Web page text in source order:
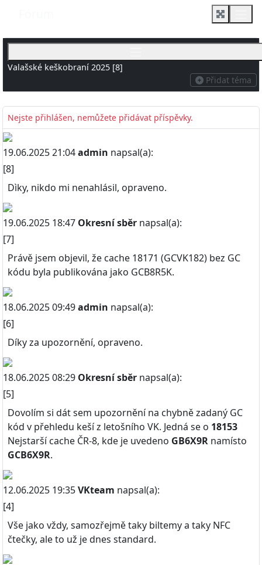
Valašské keškobraní 2025 [8]
Přidat téma
Nejste přihlášen, nemůžete přidávat příspěvky.
19.06.2025 21:04admin napsal(a):
[8]
Dìky, nikdo mi nenahlásil, opraveno.
19.06.2025 18:47 Okresní sběr napsal(a):
[7]
Právě jsem objevil, že cache 18171 (GCVK182) bez GC
kódu byla publikována jako GCB8R5K.
18.06.2025 09:49admin napsal(a):
[6]
Díky za upozornění, opraveno.
18.06.2025 08:29 Okresní sběr napsal(a):
[5]
Dovolím si dát sem upozornění na chybně zadaný GC
kód v přehledu keší z letošního VK. Jedná se o 18153
Nejstarší cache ČR-8, kde je uvedeno GB6X9R namísto
GCB6X9R.
12.06.2025 19:35VKteam napsal(a):
[4]
Vše jako vždy, samozřejmě taky biltemy a taky NFC
čtečky, ale to už je dnes standard.